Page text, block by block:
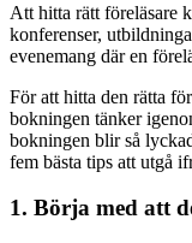
Att hitta rätt föreläsare
konferenser,
evenemang där en
För att hitta den rätta
bokningen tänker
bokningen blir så
fem bästa tips att utgå
1. Börja med att